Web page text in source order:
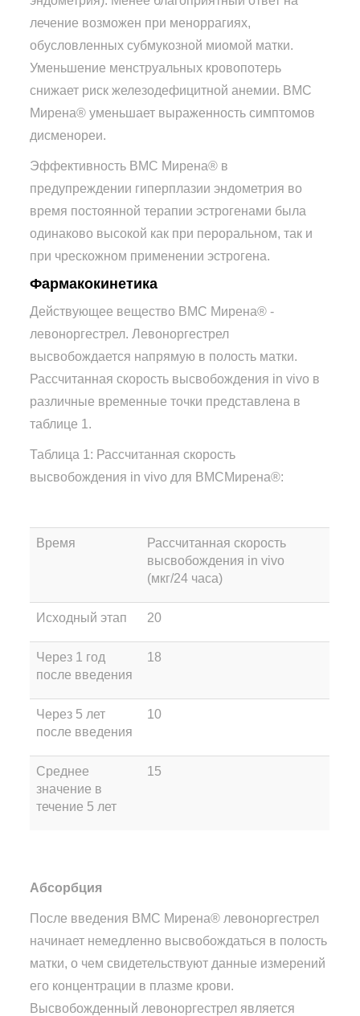
лечение возможен при меноррагиях,
обусловленных субмукозной миомой матки.
Уменьшение менструальных кровопотерь
снижает риск железодефицитной анемии. ВМС
Мирена® уменьшает выраженность симптомов
дисменореи.
Эффективность ВМС Мирена® в
предупреждении гиперплазии эндометрия во
время постоянной терапии эстрогенами была
одинаково высокой как при пероральном, так и
при чрескожном применении эстрогена.
Фармакокинетика
Действующее вещество ВМС Мирена® -
левоноргестрел. Левоноргестрел
высвобождается напрямую в полость матки.
Рассчитанная скорость высвобождения in vivo в
различные временные точки представлена в
таблице 1.
Таблица 1: Рассчитанная скорость
высвобождения in vivo для ВМСМирена®:
Время
Рассчитанная скорость
высвобождения in vivo
(мкг/24 часа)
Исходный этап 20
Через 1 год
после введения
18
Через 5 лет
после введения
10
Среднее
значение в
течение 5 лет
15
Абсорбция
После введения ВМС Мирена® левоноргестрел
начинает немедленно высвобождаться в полость
матки, о чем свидетельствуют данные измерений
его концентрации в плазме крови.
Высвобожденный левоноргестрел является